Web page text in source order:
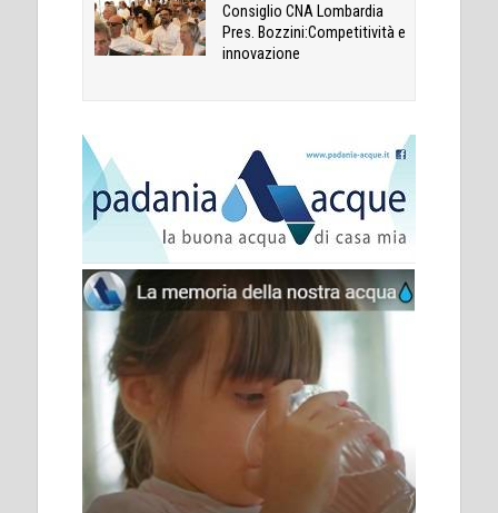
Consiglio CNA Lombardia
Pres. Bozzini:Competitività e
innovazione